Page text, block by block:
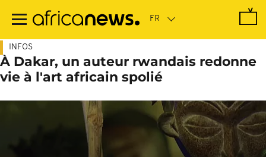
contenu
INFOS
À Dakar, un auteur rwandais redonne
vie à l'art africain spolié